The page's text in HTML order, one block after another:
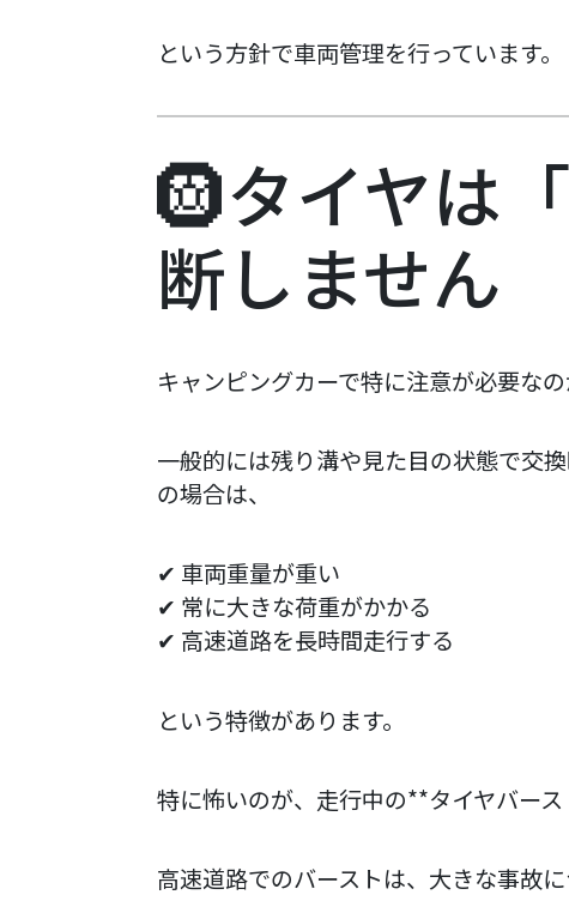
という方針で車両管理を行っています。
🛞タイヤは
断しません
キャンピングカーで特に注意が必要なの
一般的には残り溝や見た目の状態で交
の場合は、
✔ 車両重量が重い
✔ 常に大きな荷重がかかる
✔ 高速道路を長時間走行する
という特徴があります。
特に怖いのが、走行中の**タイヤバース
高速道路でのバーストは、大きな事故